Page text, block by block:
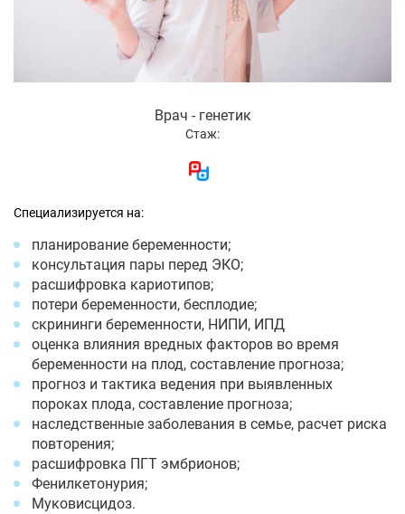
Врач - генетик
Стаж:
Специализируется на:
планирование беременности;
консультация пары перед ЭКО;
расшифровка кариотипов;
потери беременности, бесплодие;
скрининги беременности, НИПИ, ИПД
оценка влияния вредных факторов во время
беременности на плод, составление прогноза;
прогноз и тактика ведения при выявленных
пороках плода, составление прогноза;
наследственные заболевания в семье, расчет риска
повторения;
расшифровка ПГТ эмбрионов;
Фенилкетонурия;
Муковисцидоз.